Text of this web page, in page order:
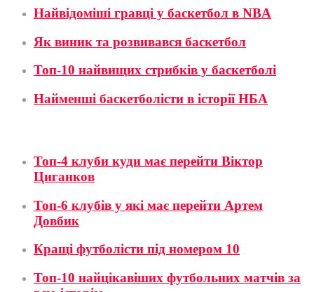
Найвідоміші гравці у баскетбол в NBA
Як виник та розвивався баскетбол
Топ-10 найвищих стрибків у баскетболі
Найменші баскетболісти в історії НБА
Топ-4 клуби куди має перейти Віктор
Циганков
Топ-6 клубів у які має перейти Артем
Довбик
Кращі футболісти під номером 10
Топ-10 найцікавіших футбольних матчів за